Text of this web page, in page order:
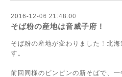
2016-12-06 21:48:00
そば粉の産地は音威子府！
そば粉の産地が変わりました！北
す。
前回同様のピンピンの新そばで、